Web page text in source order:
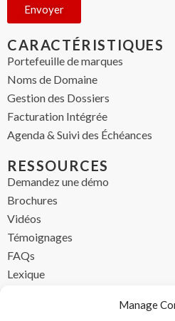
Manage
CARACTÉRISTIQUES
Portefeuille de marques
Noms de Domaine
Gestion des Dossiers
Facturation Intégrée
Agenda & Suivi des Échéances
Envoyer
RESSOURCES
Demandez une démo
Brochures
Vidéos
Témoignages
FAQs
Lexique